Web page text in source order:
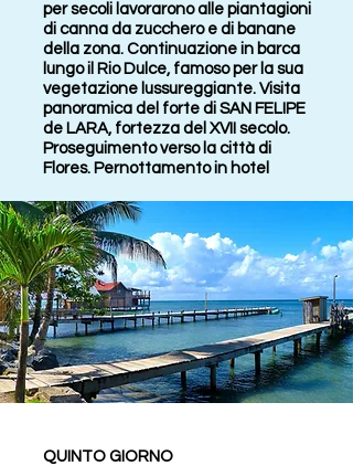
per secoli lavorarono alle piantagioni
di canna da zucchero e di banane
della zona. Continuazione in barca
lungo il Rio Dulce, famoso per la sua
vegetazione lussureggiante. Visita
panoramica del forte di SAN FELIPE
de LARA, fortezza del XVII secolo.
Proseguimento verso la città di
Flores. Pernottamento in hotel
QUINTO GIORNO